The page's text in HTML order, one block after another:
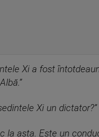
Xi a fost
Xi un dictator?”
la asta. Este un